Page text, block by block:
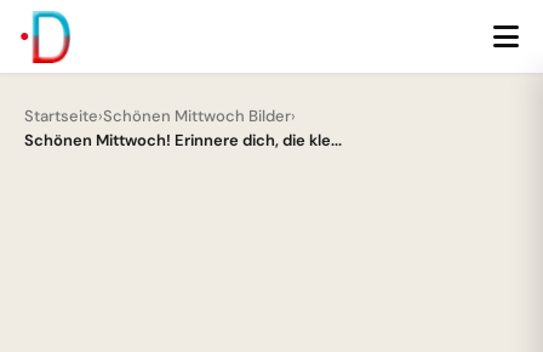
Startseite›Schönen Mittwoch Bilder›
Schönen Mittwoch! Erinnere dich, die kle...